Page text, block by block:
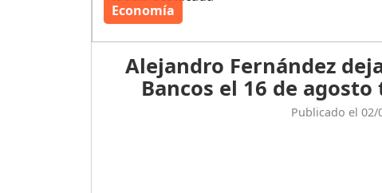
Economía
Alejandro Fernández
Bancos el 16 de
Publicado el 02/